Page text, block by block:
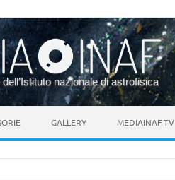
nazionale di astrofisica
GALLERY MEDIAINAF TV